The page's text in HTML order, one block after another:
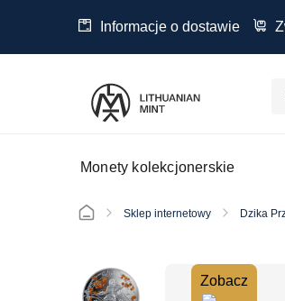
Informacje o dostawie
Monety kolekcjonerskie
Sklep internetowy Dzika
Zobacz